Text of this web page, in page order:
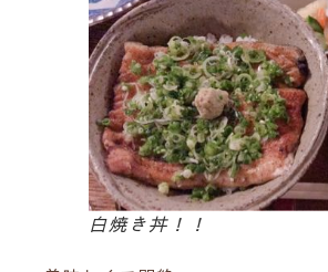
白焼き丼！！